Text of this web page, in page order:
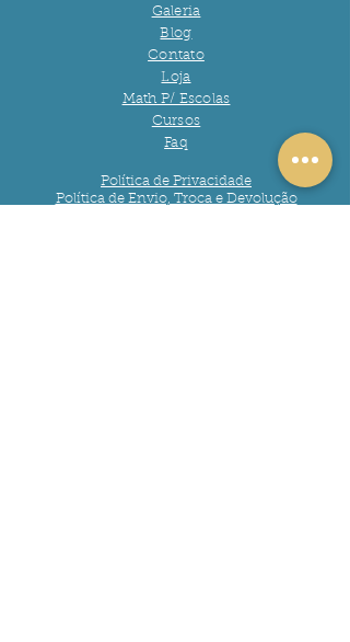
Galeria
Blog
Contato
Loja
Math P/ Escolas
Cursos
Faq
Política de Privacidade
Política de Envio, Troca e Devolução